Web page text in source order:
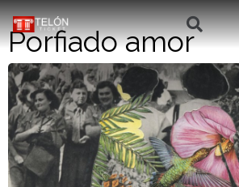
Porfiado amor